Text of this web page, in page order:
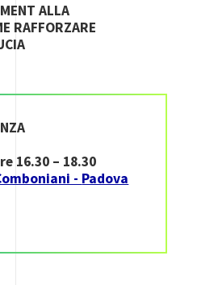
ALLA
RAFFORZARE
16.30 – 18.30
- Padova